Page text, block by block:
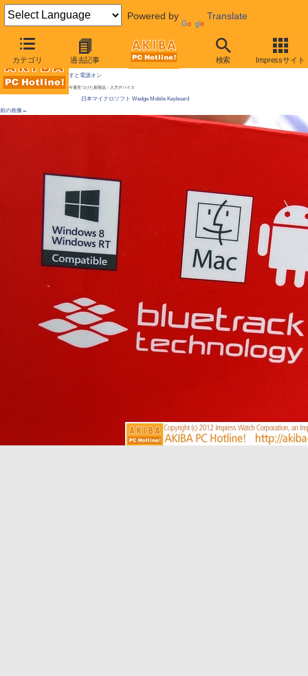
Powered by Translate
カテゴリ 過去記事 検索 Impressサイト
AKIBA PC Hotline!
[拡大画像]「Windows 8キー」付きのMS製キーボードが発売、タブレットを意識 / 付属カバーを外
すと電源オン
今週見つけた新製品：入力デバイス
日本マイクロソフト Wedge Mobile Keyboard
前の画像←